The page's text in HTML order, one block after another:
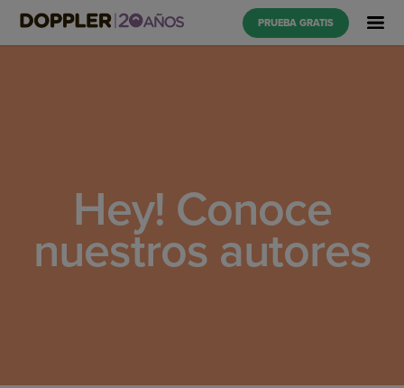
PRUEBA GRATIS
Hey! Conoce
nuestros autores